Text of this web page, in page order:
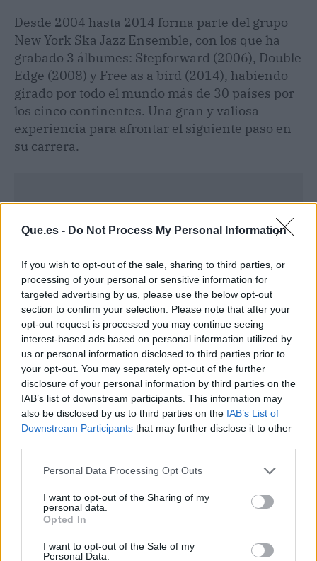
Que.es - Do Not Process My Personal Information
If you wish to opt-out of the sale, sharing to third parties, or
processing of your personal or sensitive information for
targeted advertising by us, please use the below opt-out
section to confirm your selection. Please note that after your
opt-out request is processed you may continue seeing
interest-based ads based on personal information utilized by
us or personal information disclosed to third parties prior to
your opt-out. You may separately opt-out of the further
disclosure of your personal information by third parties on the
IAB’s list of downstream participants. This information may
also be disclosed by us to third parties on the IAB’s List of
Downstream Participants that may further disclose it to other
Personal Data Processing Opt Outs
I want to opt-out of the Sharing of my
personal data.
Opted In
I want to opt-out of the Sale of my
Personal Data.
Desde 2004 hasta 2014 forma parte del grupo
New York Ska Jazz Ensemble, con los que ha
grabado 3 álbumes: Stepforward (2006), Double
Edge (2008) y Free as a bird (2014), habiendo
girado por todo el mundo más de 30 países por
los cinco continentes. Una gran y valiosa
experiencia para afrontar el siguiente paso en
su carrera.
Publicidad